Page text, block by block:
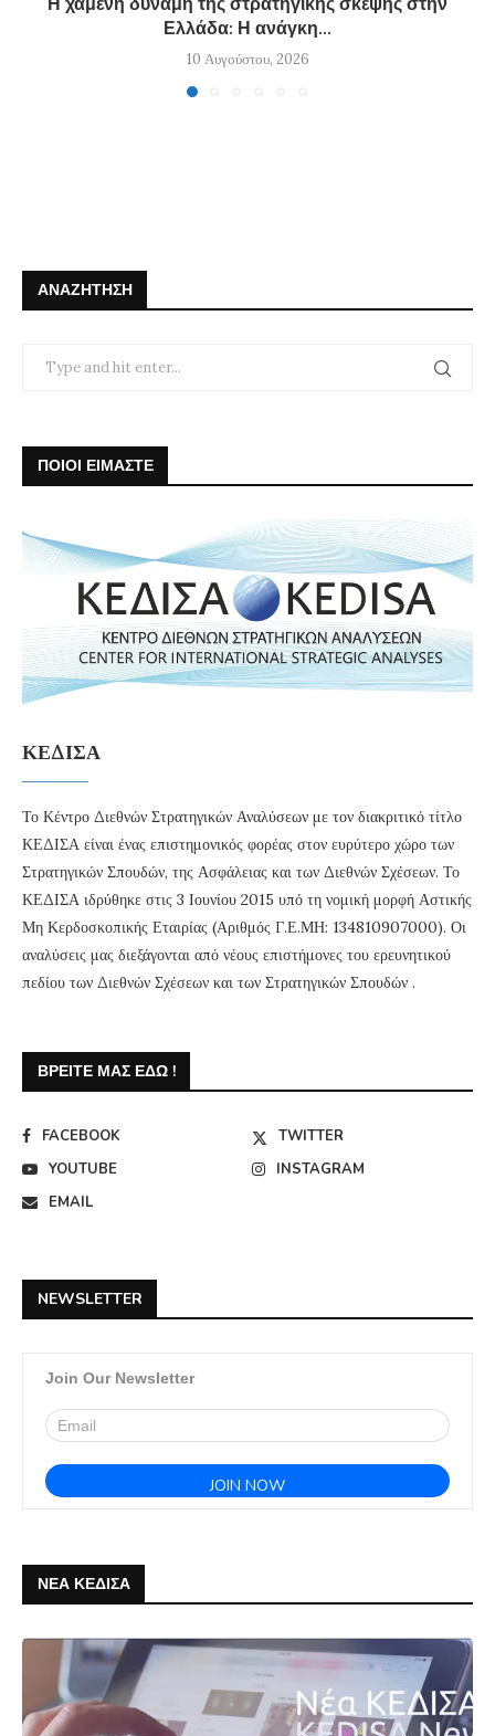
Ελλάδα: Η ανάγκη...
10 Αυγούστου, 2026
ΑΝΑΖΉΤΗΣΗ
ΠΟΙΟΙ ΕΙΜΑΣΤΕ
ΚΕΔΙΣΑ
Το Κέντρο Διεθνών Στρατηγικών Αναλύσεων με τον διακριτικό τίτλο
ΚΕΔΙΣΑ είναι ένας επιστημονικός φορέας στον ευρύτερο χώρο των
Στρατηγικών Σπουδών, της Ασφάλειας και των Διεθνών Σχέσεων. Το
ΚΕΔΙΣΑ ιδρύθηκε στις 3 Ιουνίου 2015 υπό τη νομική μορφή Αστικής
Μη Κερδοσκοπικής Εταιρίας (Αριθμός Γ.Ε.ΜΗ: 134810907000). Οι
αναλύσεις μας διεξάγονται από νέους επιστήμονες του ερευνητικού
πεδίου των Διεθνών Σχέσεων και των Στρατηγικών Σπουδών .
ΒΡΕΊΤΕ ΜΑΣ ΕΔΏ !
FACEBOOK
TWITTER
YOUTUBE
INSTAGRAM
EMAIL
NEWSLETTER
Join Our Newsletter
ΝΕΑ ΚΕΔΙΣΑ